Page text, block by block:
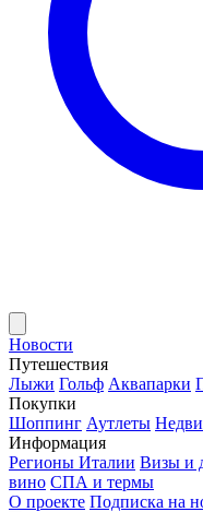
Новости
Путешествия
Лыжи Гольф Аквапарки
Покупки
Шоппинг Аутлеты
Информация
Регионы Италии Визы и
вино СПА и термы
О проекте Подписка на